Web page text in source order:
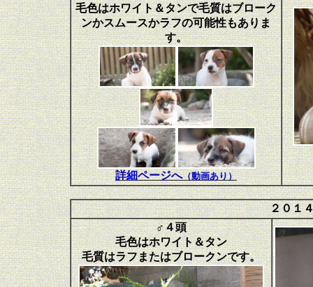
毛色はホワイト＆タンで毛質はブローク
ンかスムースかラフの可能性もありま
す。
詳細ページへ（動画あり）
２０１
♂４頭
毛色はホワイト＆タン
毛質はラフまたはブロークンです。